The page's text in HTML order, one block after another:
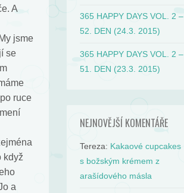
A
jsme
se
ruce
když
a
365 HAPPY DAYS VOL. 2 –
52. DEN (24.3. 2015)
365 HAPPY DAYS VOL. 2 –
51. DEN (23.3. 2015)
NEJNOVĚJŠÍ KOMENTÁŘE
Tereza: Kakaové cupcakes
s božským krémem z
arašídového másla